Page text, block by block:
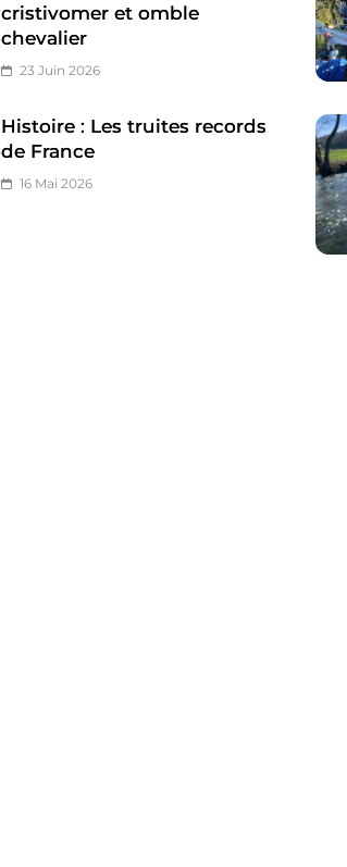
cristivomer et omble
chevalier
23 Juin 2026
Histoire : Les truites records
de France
16 Mai 2026